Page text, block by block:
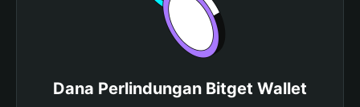
Dana Perlindungan Bitget Wallet